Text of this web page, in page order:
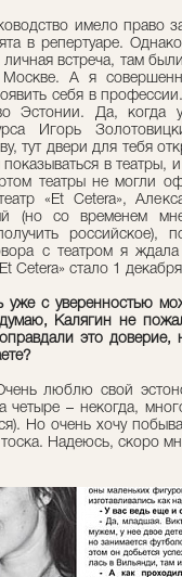
имело право
в репертуаре.
встреча, там
А я
себя в
Эстонии. Да,
Игорь
тут двери для тебя
в
театры не могли
«Et Cetera»,
(но со временем
российское),
с театром я
Cetera» стало 1
уже с уверенностью
Калягин не
это доверие,
люблю свой
четыре – некогда,
Но очень хочу
Надеюсь, скоро